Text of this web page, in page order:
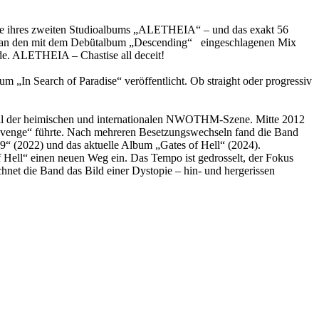
ihres zweiten Studioalbums „ALETHEIA“ – und das exakt 56
den mit dem Debütalbum „Descending“ eingeschlagenen Mix
ALETHEIA – Chastise all deceit!
„In Search of Paradise“ veröffentlicht. Ob straight oder progressiv
der heimischen und internationalen NWOTHM-Szene. Mitte 2012
führte. Nach mehreren Besetzungswechseln fand die Band
(2022) und das aktuelle Album „Gates of Hell“ (2024).
einen neuen Weg ein. Das Tempo ist gedrosselt, der Fokus
die Band das Bild einer Dystopie – hin- und hergerissen